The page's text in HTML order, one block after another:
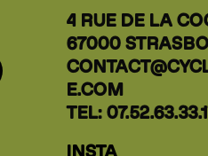
4 RUE DE LA
67000
E.COM
TEL:
INSTA